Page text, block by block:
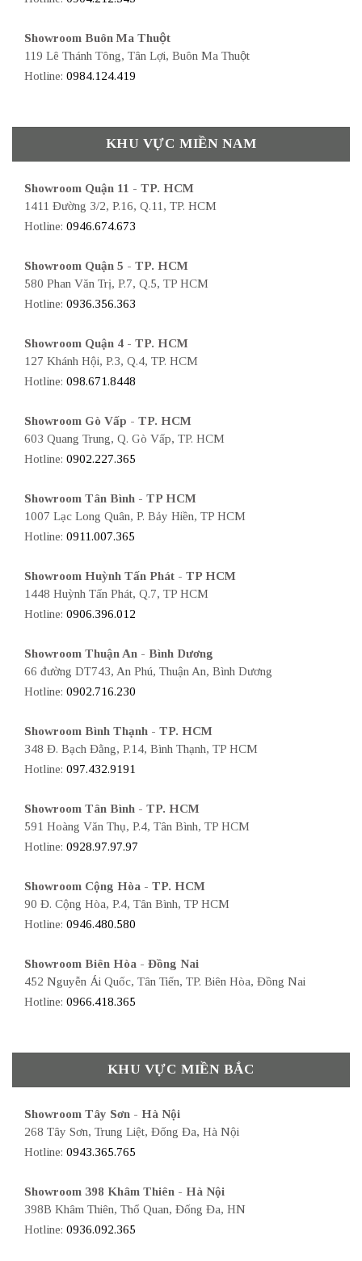
Showroom Buôn Ma Thuột
119 Lê Thánh Tông, Tân Lợi, Buôn Ma Thuột
Hotline: 0984.124.419
KHU VỰC MIỀN NAM
Showroom Quận 11 - TP. HCM
1411 Đường 3/2, P.16, Q.11, TP. HCM
Hotline: 0946.674.673
Showroom Quận 5 - TP. HCM
580 Phan Văn Trị, P.7, Q.5, TP HCM
Hotline: 0936.356.363
Showroom Quận 4 - TP. HCM
127 Khánh Hội, P.3, Q.4, TP. HCM
Hotline: 098.671.8448
Showroom Gò Vấp - TP. HCM
603 Quang Trung, Q. Gò Vấp, TP. HCM
Hotline: 0902.227.365
Showroom Tân Bình - TP HCM
1007 Lạc Long Quân, P. Bảy Hiền, TP HCM
Hotline: 0911.007.365
Showroom Huỳnh Tấn Phát - TP HCM
1448 Huỳnh Tấn Phát, Q.7, TP HCM
Hotline: 0906.396.012
Showroom Thuận An - Bình Dương
66 đường DT743, An Phú, Thuận An, Bình Dương
Hotline: 0902.716.230
Showroom Bình Thạnh - TP. HCM
348 Đ. Bạch Đằng, P.14, Bình Thạnh, TP HCM
Hotline: 097.432.9191
Showroom Tân Bình - TP. HCM
591 Hoàng Văn Thụ, P.4, Tân Bình, TP HCM
Hotline: 0928.97.97.97
Showroom Cộng Hòa - TP. HCM
90 Đ. Cộng Hòa, P.4, Tân Bình, TP HCM
Hotline: 0946.480.580
Showroom Biên Hòa - Đồng Nai
452 Nguyễn Ái Quốc, Tân Tiến, TP. Biên Hòa, Đồng Nai
Hotline: 0966.418.365
KHU VỰC MIỀN BẮC
Showroom Tây Sơn - Hà Nội
268 Tây Sơn, Trung Liệt, Đống Đa, Hà Nội
Hotline: 0943.365.765
Showroom 398 Khâm Thiên - Hà Nội
398B Khâm Thiên, Thổ Quan, Đống Đa, HN
Hotline: 0936.092.365